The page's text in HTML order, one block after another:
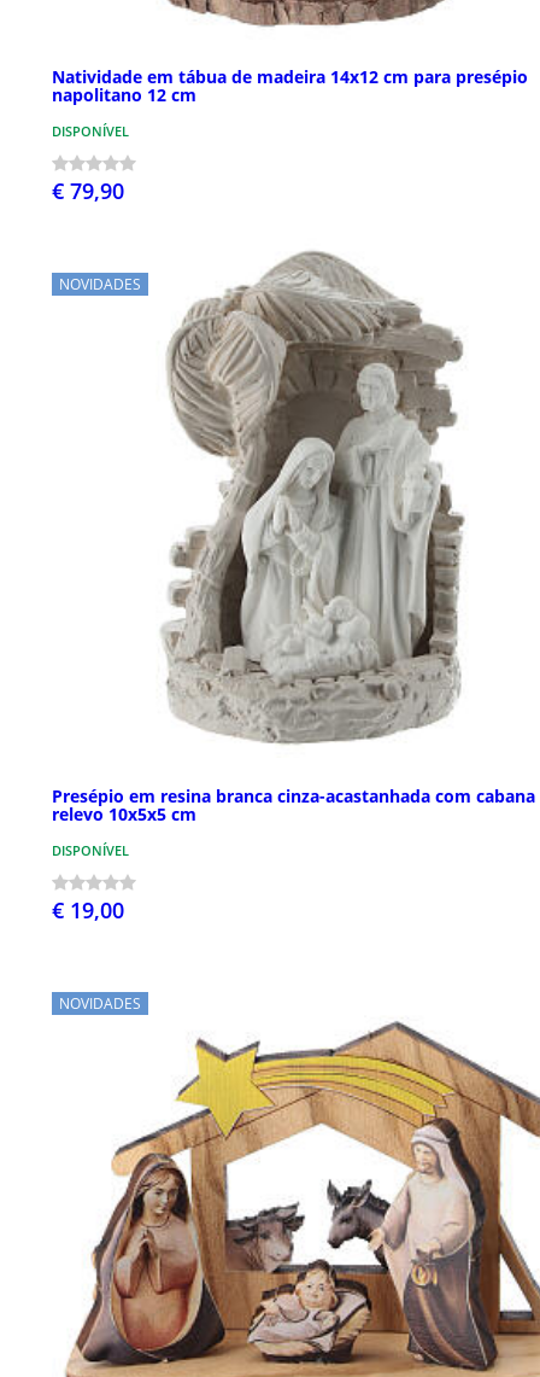
Natividade em tábua de madeira 14x12 cm para presépio
napolitano 12 cm
DISPONÍVEL
€ 79,90
NOVIDADES
Presépio em resina branca cinza-acastanhada com
relevo 10x5x5 cm
DISPONÍVEL
€ 19,00
NOVIDADES